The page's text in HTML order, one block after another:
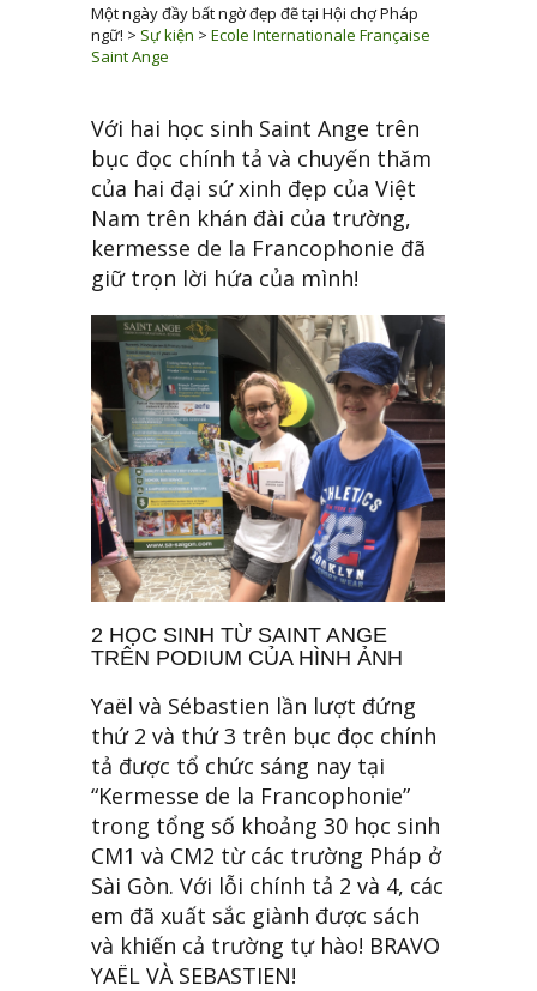
Một ngày đầy bất ngờ đẹp đẽ tại Hội chợ Pháp
ngữ! > Sự kiện >Ecole Internationale Française
Saint Ange
Với hai học sinh Saint Ange trên
bục đọc chính tả và chuyến thăm
của hai đại sứ xinh đẹp của Việt
Nam trên khán đài của trường,
kermesse de la Francophonie đã
giữ trọn lời hứa của mình!
2 HỌC SINH TỪ SAINT ANGE
TRÊN PODIUM CỦA HÌNH ẢNH
Yaël và Sébastien lần lượt đứng
thứ 2 và thứ 3 trên bục đọc chính
tả được tổ chức sáng nay tại
“Kermesse de la Francophonie”
trong tổng số khoảng 30 học sinh
CM1 và CM2 từ các trường Pháp ở
Sài Gòn. Với lỗi chính tả 2 và 4, các
em đã xuất sắc giành được sách
và khiến cả trường tự hào! BRAVO
YAËL VÀ SEBASTIEN!